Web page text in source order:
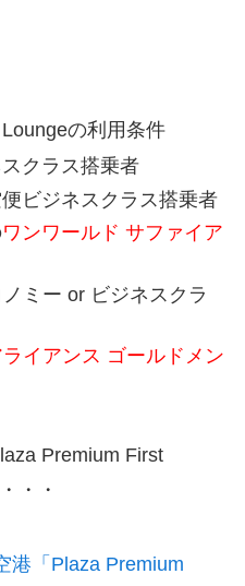
の利用条件
クラス搭乗者
ビジネスクラス搭乗者
ワンワールド サファイア
ミー or ビジネスクラ
イアンス ゴールドメン
Premium First
・・
港「Plaza Premium